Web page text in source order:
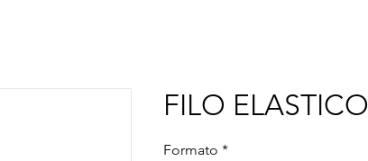
FILO ELASTICO
Formato *